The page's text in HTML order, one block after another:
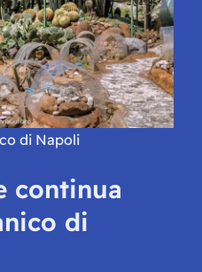
di Napoli
continua
di